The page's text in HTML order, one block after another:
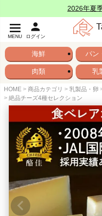
2026年夏
MENU ログイン
海鮮 パン
肉類 乳
HOME 商品カテゴリ 乳製品・卵
絶品チーズ4種セレクション